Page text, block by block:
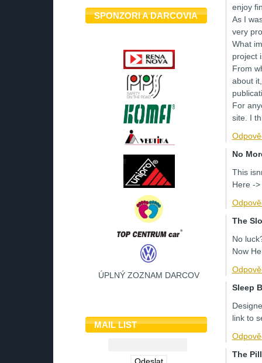
SPONZORI A DARCOVIA
ÚPLNÝ ZOZNAM DARCOV
MAIL LIST
enjoy
As I
very
What
project
From
about
For
site. I
No
This
Here -
The
No
Now
Sleep
link to
The